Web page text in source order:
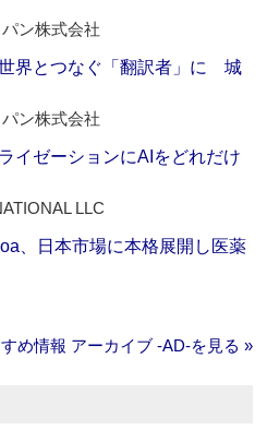
ン株式会社
世界とつなぐ「翻訳者」に 城
ン株式会社
イゼーションにAIをどれだけ
LLC
、日本市場に本格展開し医薬
め情報 アーカイブ ‐AD‐を見る »